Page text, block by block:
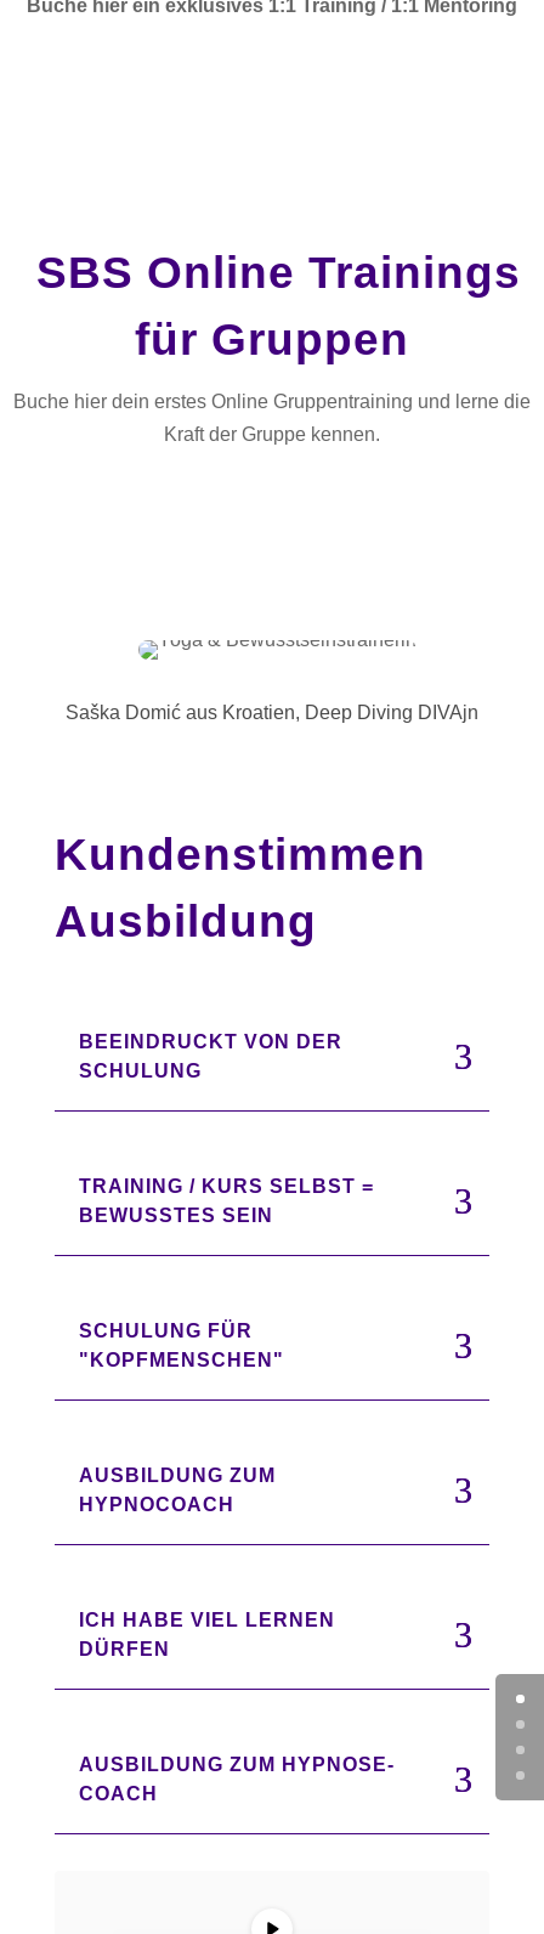
Buche hier ein exklusives 1:1 Training / 1:1 Mentoring
SBS Online Trainings
für Gruppen
Buche hier dein erstes Online Gruppentraining und lerne die
Kraft der Gruppe kennen.
Saška Domić aus Kroatien, Deep Diving DIVAjn
Kundenstimmen
Ausbildung
BEEINDRUCKT VON DER
SCHULUNG
TRAINING / KURS SELBST =
BEWUSSTES SEIN
SCHULUNG FÜR
"KOPFMENSCHEN"
AUSBILDUNG ZUM
HYPNOCOACH
ICH HABE VIEL LERNEN
DÜRFEN
AUSBILDUNG ZUM HYPNOSE-
COACH